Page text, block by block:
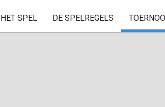
HET SPEL DE SPELREGELS